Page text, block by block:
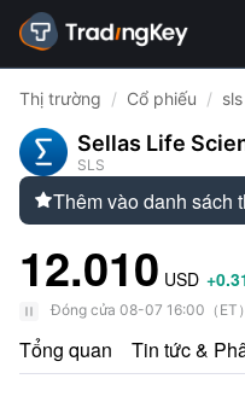
Thị trường / Cổ phiếu / sls
Sellas Life
SLS
Thêm vào danh sách
12.010 USD
Đóng cửa 08-07 16:00 （ ET ）
Tổng quan Tin tức &